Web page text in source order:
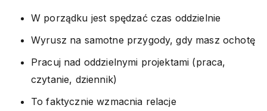
W porządku jest spędzać czas oddzielnie
Wyrusz na samotne przygody, gdy masz ochotę
Pracuj nad oddzielnymi projektami (praca,
czytanie, dziennik)
To faktycznie wzmacnia relacje